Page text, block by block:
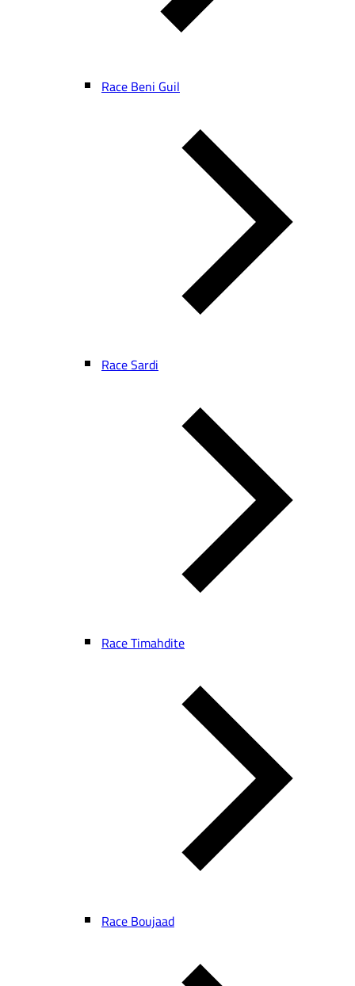
Race Beni Guil
Race Sardi
Race Timahdite
Race Boujaad